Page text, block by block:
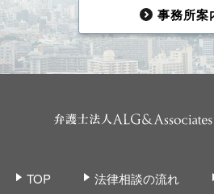
事務所案
TOP 法律相談の流れ